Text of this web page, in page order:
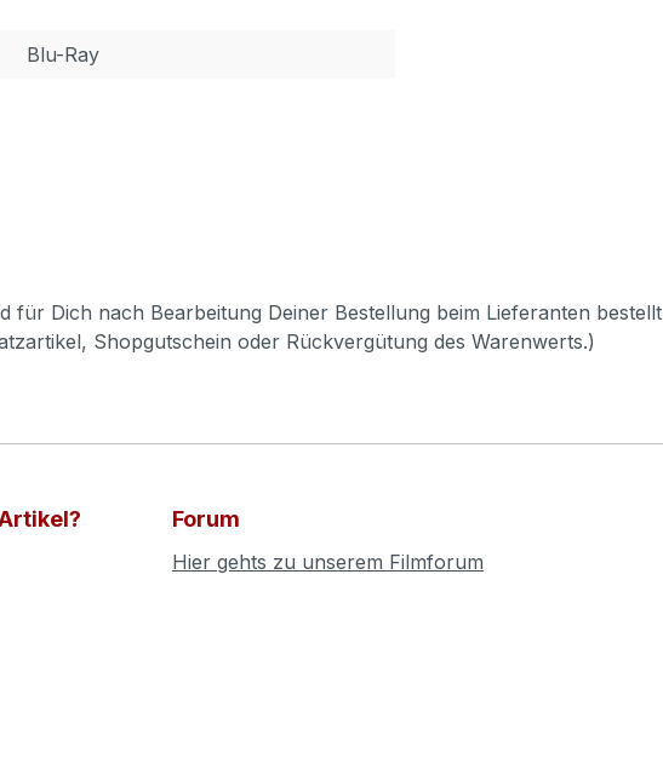
Blu-Ray
für Dich nach Bearbeitung Deiner Bestellung beim Lieferanten
Shopgutschein oder Rückvergütung des Warenwerts.)
Forum
Hier gehts zu unserem Filmforum